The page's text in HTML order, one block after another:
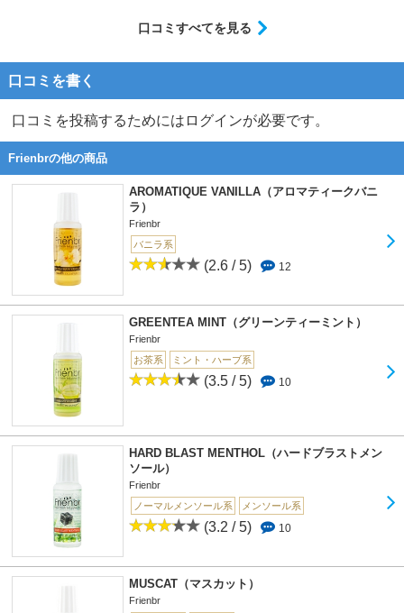
口コミすべてを見る
口コミを書く
口コミを投稿するためにはログインが必要です。
Frienbrの他の商品
AROMATIQUE VANILLA（アロマティークバニ
ラ）
Frienbr
バニラ系
(2.6 / 5) 12
GREENTEA MINT（グリーンティーミント）
Frienbr
お茶系
ミント・ハーブ系
(3.5 / 5) 10
HARD BLAST MENTHOL（ハードブラストメン
ソール）
Frienbr
ノーマルメンソール系
メンソール系
(3.2 / 5) 10
MUSCAT（マスカット）
Frienbr